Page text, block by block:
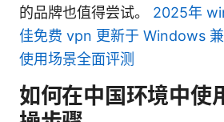
的品牌也值得尝试。 2025年
佳免费 vpn 更新于 Windows 兼
使用场景全面评测
如何在中国环境中使